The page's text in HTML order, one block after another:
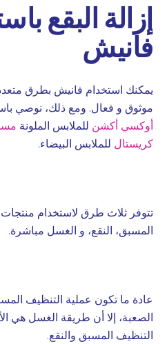
إزالة البقع
فانيش
يمكنك استخدام فانيش بطرق
موثوق و فعال. ومع ذلك، نوصي
أوكسي أكشن للملابس الملونة
كريستال للملابس البيضاء.
تتوفر ثلاث طرق لاستخدام منتجات
المسبق، النقع، و الغسل مباشرة.
عادة ما تكون عملية التنظيف
الصعبة، إلا أن طريقة الغسل هي
التنظيف المسبق والنقع.